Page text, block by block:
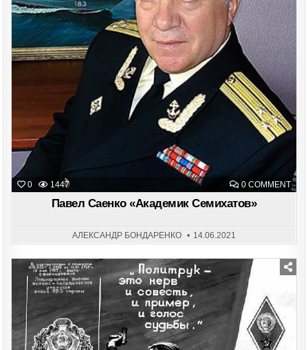
0 1447 0 COMMENTON
Павел Саенко «Академик Семихатов»
АЛЕКСАНДР БОНДАРЕНКО 14.06.2021
Posted